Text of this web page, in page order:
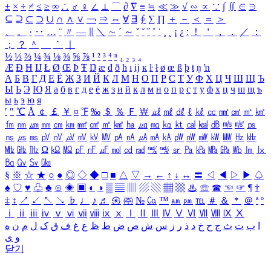
± × ÷ ≠ ≤ ≥ ∞ ∴ ♂ ♀ ∠ ⊥ ⌒ ∂ ∇ ≡ ≒ ≪ ≫ √ ∽ ∝ ∵ ∫ ∬ ∈ ∋
⊆ ⊇ ⊂ ⊃ ∪ ∩ ∧ ∨ ￢ ⇒ ⇔ ∀ ∃ ∮ ∑ ∏ ＋ － ＜ ＝
＞
、
。 · ‥ … ¨ 〃 ― ＼ ∼ ´ ～ ˇ ˘ ˝ ˚ ˙ ¸ ¡ ¿ ː ！ ＇ ， ． ／
：
；
？ ＾ ｀
½ ⅓ ⅔ ¼ ¾ ⅛ ⅜ ⅝ ⅞ ¹ ² ³ ⁴ ⁿ ₁ ₂ ₃ ₄
Æ Ð Ħ Ĳ Ł Ø Œ Þ Ŧ Ŋ æ đ ð ħ ı ĳ ĸ ŀ ł ø œ ß þ ŧ ŋ ŉ
А Б В Г Д Е Ё Ж З И Й К Л М Н О П Р С Т У Ф Х Ц Ч Ш Щ Ъ
Ы Ь Э Ю Я а б в г д е ё ж з и й к л м н о п р с т у ф х ц ч ш щ ъ
ы ь э ю я
′ ″ ℃ Å ￠ ￡ ￥ ¤ ℉ ‰ ＄ ％ Ｆ ￦ ㎕ ㎖ ㎗ ℓ ㎘ ㏄ ㎣ ㎤ ㎥ ㎦
㎙ ㎚ ㎛ ㎜ ㎝ ㎞ ㎟ ㎠ ㎡ ㎢ ㏊ ㎍ ㎎ ㎏ ㏏ ㎈ ㎉ ㏈ ㎧ ㎨ ㎰
㎱ ㎲ ㎳ ㎴ ㎵ ㎶ ㎷ ㎸ ㎹ ㎀ ㎁ ㎂ ㎃ ㎄ ㎺ ㎻ ㎽ ㎾ ㎿ ㎐ ㎑
㎒ ㎓ ㎔ Ω ㏀ ㏁ ㎊ ㎋ ㎌ ㏖ ㏅ ㎭ ㎮ ㎯ ㏛ ㎩ ㎪ ㎫ ㎬ ㏝ ㏐
㏓
㏃ ㏉ ㏜ ㏆
§ ※ ☆ ★ ○ ● ◎ ◇ ◆ □ ■ △ ▽ → ← ↑ ↓ ↔ 〓 ◁ ◀ ▷ ▶ ♤
♠ ♡ ♥ ♧ ♣ ⊙ ◈ ▣ ◐ ◑ ▒ ▤ ▨ ▧ ▦ ▩ ♨ ☏ ☎ ☜ ☞ ¶ †
‡ ↕ ↗ ↙ ↖ ↘ ♭ ♩ ♪ ♬ ㉿ ㈜ № ㏇ ™ ㏂ ㏘ ℡ ＃ ＆ ＊ ＠ ª º
ⅰ
ⅱ ⅲ ⅳ ⅴ ⅵ ⅶ ⅷ ⅸ ⅹ Ⅳ Ⅴ Ⅵ Ⅶ Ⅷ Ⅸ Ⅹ
ب ت ث ج ح خ د ذ ر ز س ش ص ض ط ظ ع غ ف ق ک ل م ن ه
و ی
닫기